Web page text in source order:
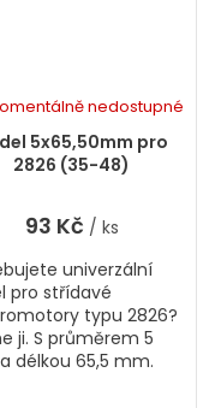
5x65,50mm pro
2826 (35-48)
nedostupné
93 Kč / ks
univerzální
pro střídavé
typu 2826?
ji. S průměrem 5
délkou 65,5 mm.